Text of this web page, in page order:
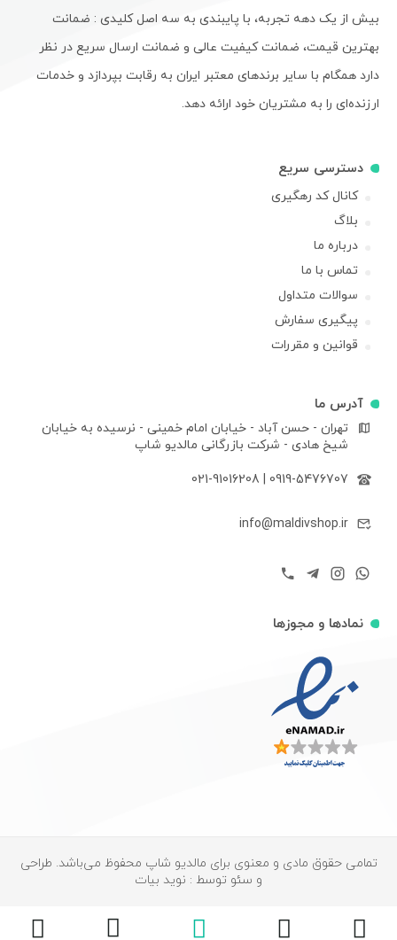
بیش از یک دهه تجربه، با پایبندی به سه اصل کلیدی : ضمانت
بهترین قیمت، ضمانت کیفیت عالی و ضمانت ارسال سریع در نظر
دارد همگام با سایر برندهای معتبر ایران به رقابت بپردازد و خدمات
ارزنده‌ای را به مشتریان خود ارائه دهد.
دسترسی سریع
کانال کد رهگیری
بلاگ
درباره ما
تماس با ما
سوالات متداول
پیگیری سفارش
قوانین و مقررات
آدرس ما
تهران - حسن آباد - خیابان امام خمینی - نرسیده به خیابان
شیخ هادی - شرکت بازرگانی مالدیو شاپ
0919-5476707
021-91016208
info@maldivshop.ir
نمادها و مجوزها
تمامی حقوق مادی و معنوی برای مالدیو شاپ محفوظ می‌باشد. طراحی
و سئو توسط : نوید بیات